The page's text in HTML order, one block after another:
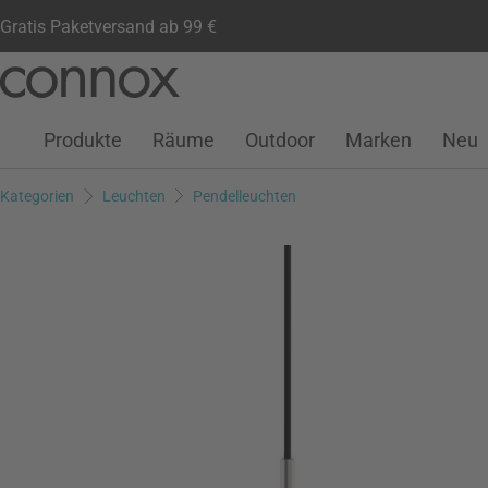
Gratis Paketversand ab 99 €
Seiteninhalt
Suchfeld
Kundenkonto
Wunschliste
Warenkorb
Produkte Räume Outdoor Marken Neu
Kategorien Leuchten Pendelleuchten